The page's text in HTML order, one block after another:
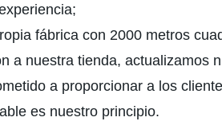
fábrica con 2000 metros
a nuestra tienda, actualizamos
a proporcionar a los
es nuestro principio.